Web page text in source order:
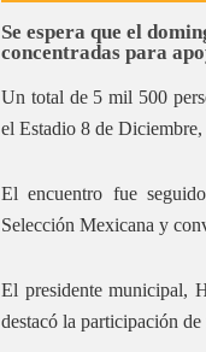
Se espera que el
concentradas para
Un total de 5 mil 500
el Estadio 8 de
El encuentro fue
Selección Mexicana y
El presidente municipal,
destacó la participación